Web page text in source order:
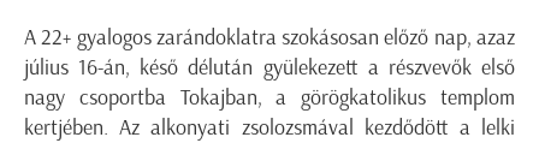
A 22+ gyalogos zarándoklatra szokásosan előző nap, azaz
július 16-án, késő délután gyülekezett a részvevők első
nagy csoportba Tokajban, a görögkatolikus templom
kertjében. Az alkonyati zsolozsmával kezdődött a lelki